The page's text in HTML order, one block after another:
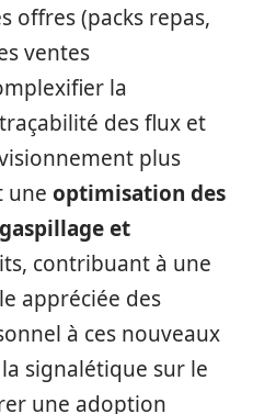
offres (packs repas,
ventes
la
des flux et
plus
une optimisation des
et
contribuant à une
appréciée des
à ces nouveaux
signalétique sur le
une adoption